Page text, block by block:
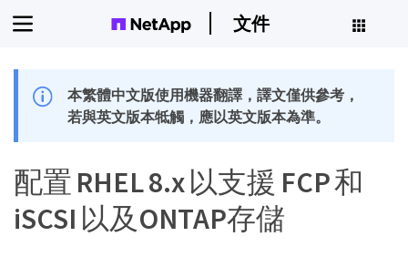
文件
本繁體中文版使用機器翻譯，譯文僅供參考，
若與英文版本牴觸，應以英文版本為準。
配置 RHEL 8.x 以支援 FCP 和
iSCSI 以及ONTAP存儲